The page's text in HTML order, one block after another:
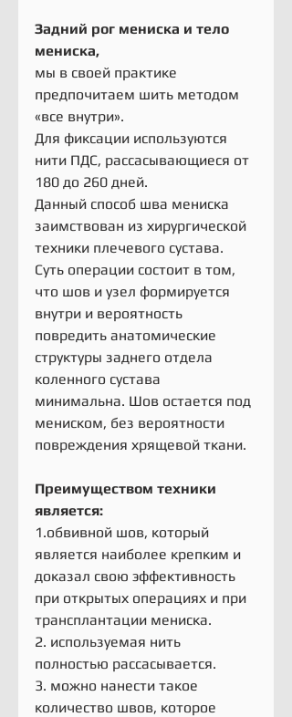
Задний рог мениска и тело
мениска,
мы в своей практике
предпочитаем шить методом
«все внутри».
Для фиксации используются
нити ПДС, рассасывающиеся от
180 до 260 дней.
Данный способ шва мениска
заимствован из хирургической
техники плечевого сустава.
Суть операции состоит в том,
что шов и узел формируется
внутри и вероятность
повредить анатомические
структуры заднего отдела
коленного сустава
минимальна. Шов остается под
мениском, без вероятности
повреждения хрящевой ткани.
Преимуществом техники
является:
1.обвивной шов, который
является наиболее крепким и
доказал свою эффективность
при открытых операциях и при
трансплантации мениска.
2. используемая нить
полностью рассасывается.
3. можно нанести такое
количество швов, которое